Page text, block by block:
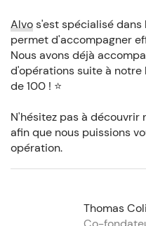
Alvos'est spécialisé dans
permet d'accompagner
Nous avons déjà
d'opérations suite à notre
de 100 ! ⭐️
N'hésitez pas à découvrir
afin que nous puissions
opération.
Thomas